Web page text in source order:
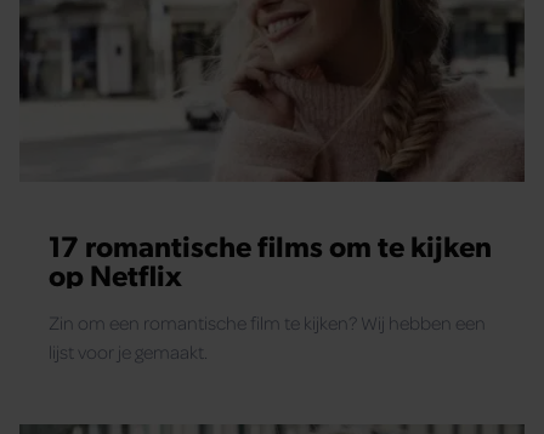
17 romantische films om te kijken
op Netflix
Zin om een romantische film te kijken? Wij hebben een
lijst voor je gemaakt.